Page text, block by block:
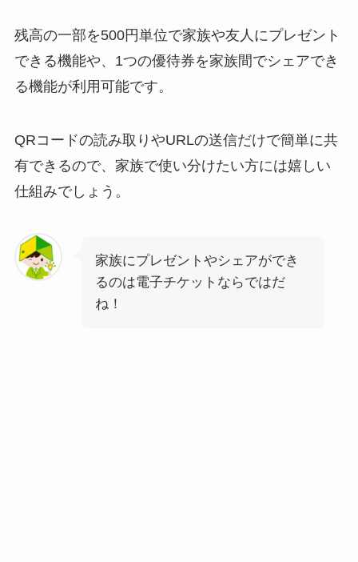
残高の一部を500円単位で家族や友人にプレゼント
できる機能や、1つの優待券を家族間でシェアでき
る機能が利用可能です。
QRコードの読み取りやURLの送信だけで簡単に共
有できるので、家族で使い分けたい方には嬉しい
仕組みでしょう。
家族にプレゼントやシェアができ
るのは電子チケットならではだ
ね！